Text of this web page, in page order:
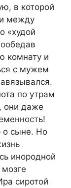
в которой
между
«худой
комнату и
с мужем
по утрам
они даже
о сыне. Но
инородной
сиротой